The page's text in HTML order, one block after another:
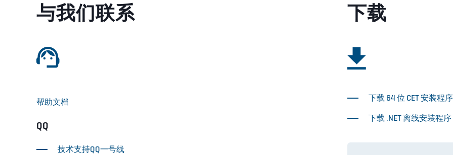
与我们联系
帮助文档
QQ
技术支持QQ一号线
下载
下载 64 位 CET 安装程序
下载 .NET 离线安装程序